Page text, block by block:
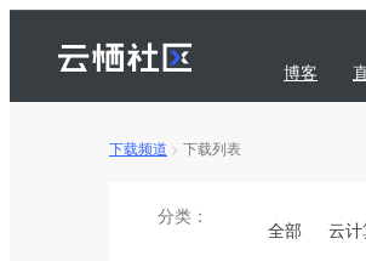
博客
下载频道 > 下载列表
分类：
全部 云